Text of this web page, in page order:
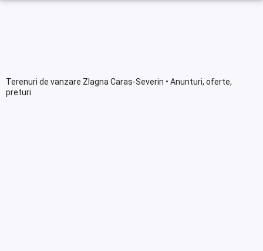
Terenuri de vanzare Zlagna Caras-Severin • Anunturi, oferte,
preturi